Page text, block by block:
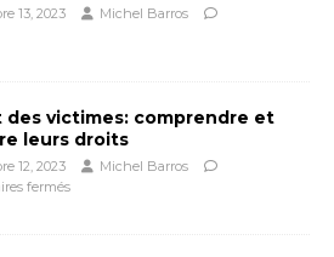
13, 2023
Michel Barros
des victimes: comprendre et
leurs droits
12, 2023
Michel Barros
fermés